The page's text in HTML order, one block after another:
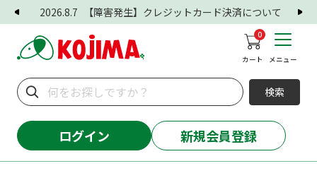
2026.8.7 【障害発生】クレジットカード決済について
0
カート メニュー
検索
ログイン 新規会員登録